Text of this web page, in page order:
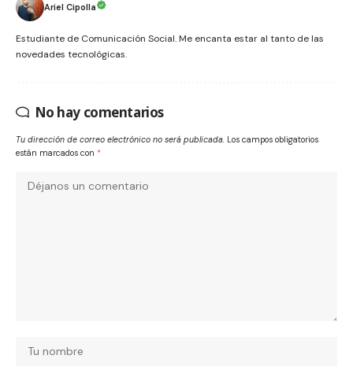
Ariel Cipolla
Estudiante de Comunicación Social. Me encanta estar al tanto de las
novedades tecnológicas.
No hay comentarios
Tu dirección de correo electrónico no será publicada. Los campos obligatorios
están marcados con *